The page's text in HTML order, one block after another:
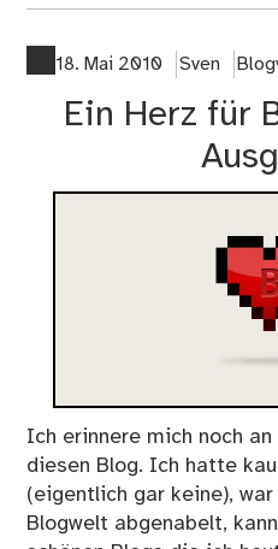
18. Mai 2010 Sven
Ein Herz für
Ich erinnere mich noch
diesen Blog. Ich hatte
(eigentlich gar keine),
Blogwelt abgenabelt,